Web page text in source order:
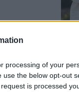
processing of your
the below opt-out
is processed